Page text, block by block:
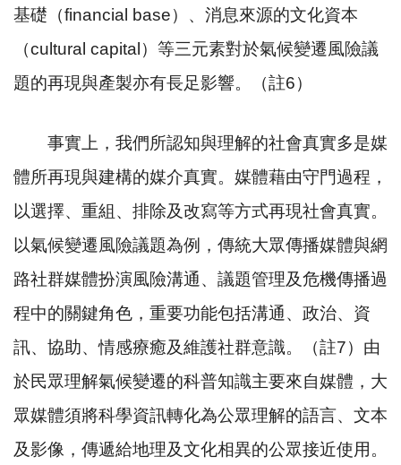
基礎（financial base）、消息來源的文化資本
（cultural capital ）等三元素對於氣候變遷風險議
題的再現與產製亦有長足影響。（註6）
事實上，我們所認知與理解的社會真實多是媒
體所再現與建構的媒介真實。媒體藉由守門過程，
以選擇、重組、排除及改寫等方式再現社會真實。
以氣候變遷風險議題為例，傳統大眾傳播媒體與網
路社群媒體扮演風險溝通、議題管理及危機傳播過
程中的關鍵角色，重要功能包括溝通、政治、資
訊、協助、情感療癒及維護社群意識。（註7）由
於民眾理解氣候變遷的科普知識主要來自媒體，大
眾媒體須將科學資訊轉化為公眾理解的語言、文本
及影像，傳遞給地理及文化相異的公眾接近使用。